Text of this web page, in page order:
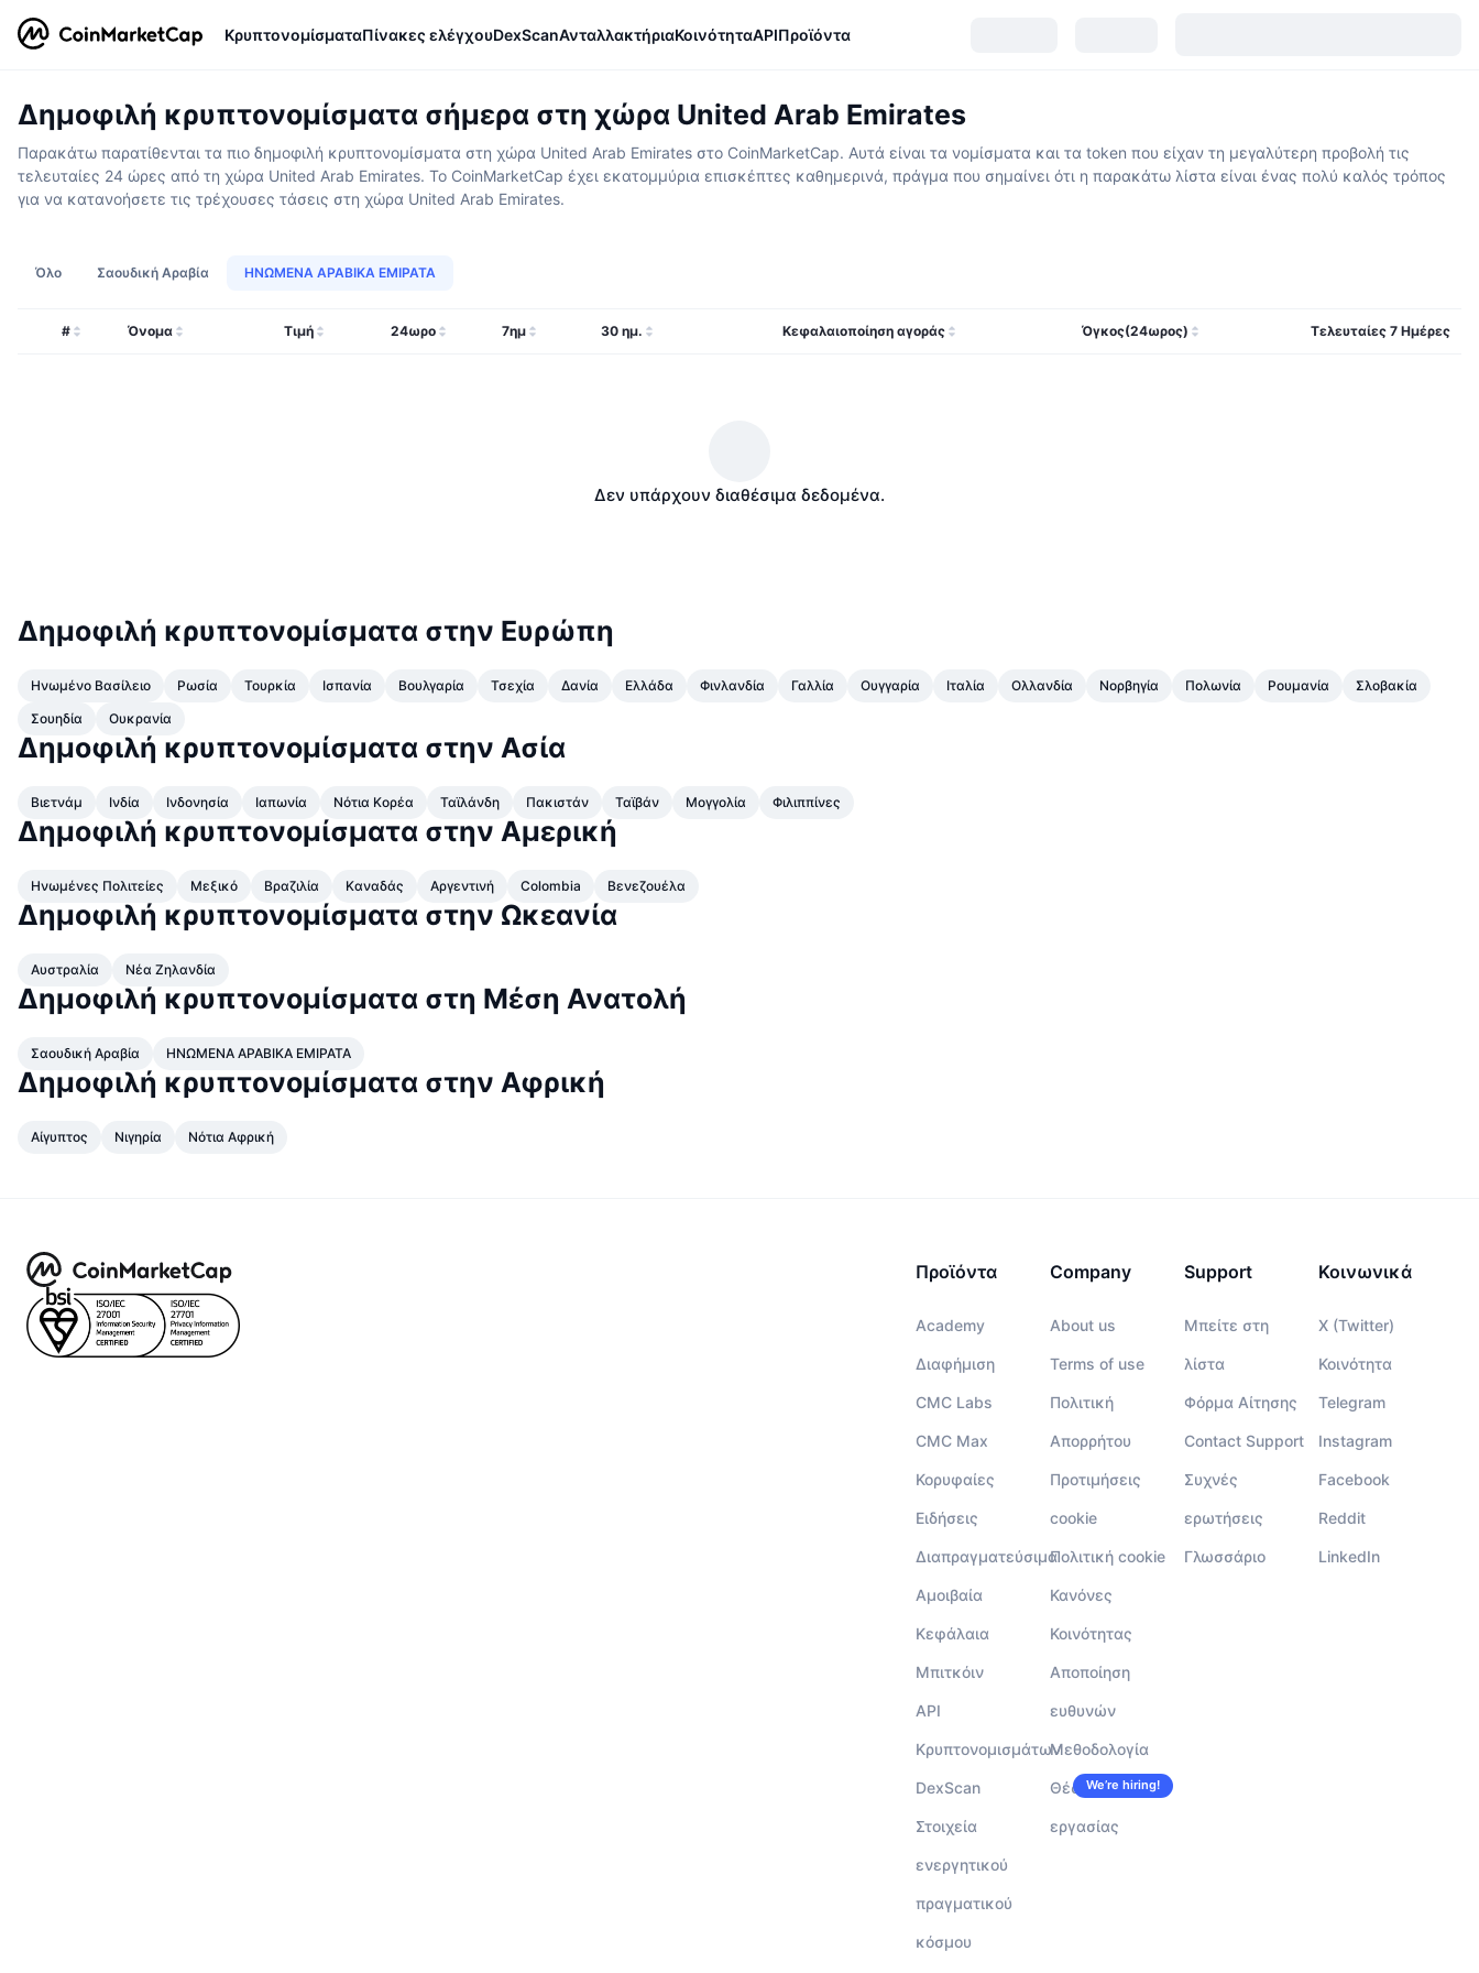
ΚρυπτονομίσματαΠίνακες ελέγχουDexScanΑνταλλακτήριαΚοινότηταAPIΠροϊόντα
Δημοφιλή κρυπτονομίσματα σήμερα στη χώρα United Arab Emirates
Παρακάτω παρατίθενται τα πιο δημοφιλή κρυπτονομίσματα στη χώρα United Arab Emirates στο CoinMarketCap. Αυτά είναι τα νομίσματα και τα token που είχαν τη μεγαλύτερη προβολή τις
τελευταίες 24 ώρες από τη χώρα United Arab Emirates. Το CoinMarketCap έχει εκατομμύρια επισκέπτες καθημερινά, πράγμα που σημαίνει ότι η παρακάτω λίστα είναι ένας πολύ καλός τρόπος
για να κατανοήσετε τις τρέχουσες τάσεις στη χώρα United Arab Emirates.
Όλο Σαουδική Αραβία ΗΝΩΜΕΝΑ ΑΡΑΒΙΚΑ ΕΜΙΡΑΤΑ
# Όνομα Τιμή 24ωρο 7ημ 30 ημ. Κεφαλαιοποίηση αγοράς Όγκος(24ωρος) Τελευταίες 7 Ημέρες
Δεν υπάρχουν διαθέσιμα δεδομένα.
Δημοφιλή κρυπτονομίσματα στην Ευρώπη
Ηνωμένο Βασίλειο Ρωσία Τουρκία Ισπανία Βουλγαρία Τσεχία Δανία Ελλάδα Φινλανδία Γαλλία Ουγγαρία Ιταλία Ολλανδία Νορβηγία Πολωνία Ρουμανία
Σλοβακία
Σουηδία
Ουκρανία
Δημοφιλή κρυπτονομίσματα στην Ασία
Βιετνάμ Ινδία Ινδονησία Ιαπωνία Νότια Κορέα Ταϊλάνδη Πακιστάν Ταϊβάν Μογγολία Φιλιππίνες
Δημοφιλή κρυπτονομίσματα στην Αμερική
Ηνωμένες Πολιτείες Μεξικό Βραζιλία Καναδάς Αργεντινή Colombia Βενεζουέλα
Δημοφιλή κρυπτονομίσματα στην Ωκεανία
Αυστραλία Νέα Ζηλανδία
Δημοφιλή κρυπτονομίσματα στη Μέση Ανατολή
Σαουδική Αραβία ΗΝΩΜΕΝΑ ΑΡΑΒΙΚΑ ΕΜΙΡΑΤΑ
Δημοφιλή κρυπτονομίσματα στην Αφρική
Αίγυπτος Νιγηρία Νότια Αφρική
Προϊόντα
Academy
Διαφήμιση
CMC Labs
CMC Max
Κορυφαίες
Ειδήσεις
Διαπραγματεύσιμα
Αμοιβαία
Κεφάλαια
Μπιτκόιν
API
Κρυπτονομισμάτων
DexScan
Στοιχεία
ενεργητικού
πραγματικού
κόσμου
Company
About us
Terms of use
Πολιτική
Απορρήτου
Προτιμήσεις
cookie
Πολιτική cookie
Κανόνες
Κοινότητας
Αποποίηση
ευθυνών
Μεθοδολογία
Θέσεις
εργασίας
We’re hiring!
Support
Μπείτε στη
λίστα
Φόρμα Αίτησης
Contact Support
Συχνές
ερωτήσεις
Γλωσσάριο
Κοινωνικά
X (Twitter)
Κοινότητα
Telegram
Instagram
Facebook
Reddit
LinkedIn